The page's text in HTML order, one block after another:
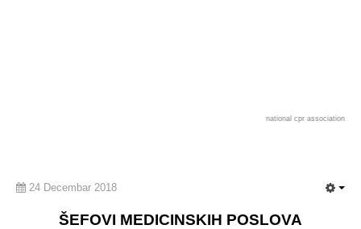
national cpr association
24 Decembar 2018
ŠEFOVI MEDICINSKIH POSLOVA